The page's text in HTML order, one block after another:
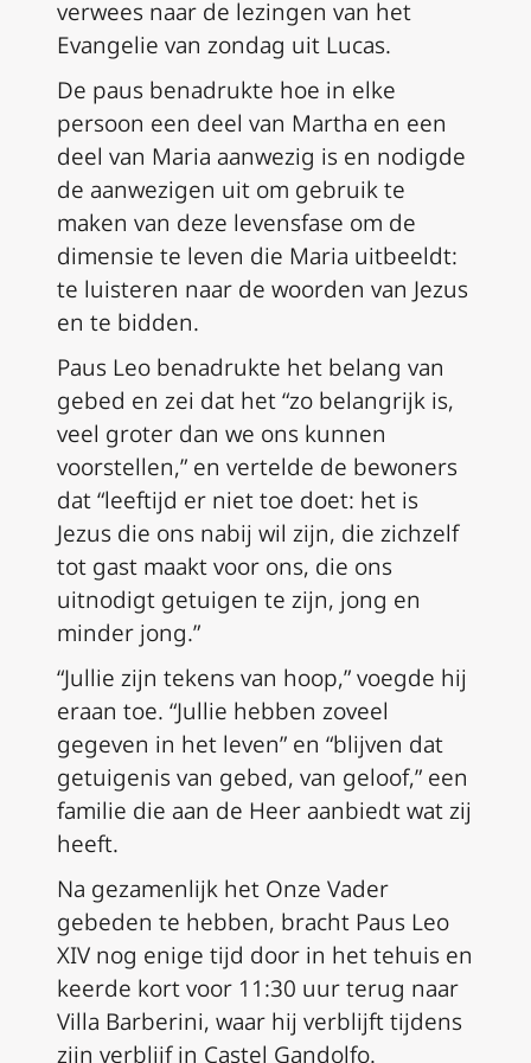
verwees naar de lezingen van het
Evangelie van zondag uit Lucas.
De paus benadrukte hoe in elke
persoon een deel van Martha en een
deel van Maria aanwezig is en nodigde
de aanwezigen uit om gebruik te
maken van deze levensfase om de
dimensie te leven die Maria uitbeeldt:
te luisteren naar de woorden van Jezus
en te bidden.
Paus Leo benadrukte het belang van
gebed en zei dat het “zo belangrijk is,
veel groter dan we ons kunnen
voorstellen,” en vertelde de bewoners
dat “leeftijd er niet toe doet: het is
Jezus die ons nabij wil zijn, die zichzelf
tot gast maakt voor ons, die ons
uitnodigt getuigen te zijn, jong en
minder jong.”
“Jullie zijn tekens van hoop,” voegde hij
eraan toe. “Jullie hebben zoveel
gegeven in het leven” en “blijven dat
getuigenis van gebed, van geloof,” een
familie die aan de Heer aanbiedt wat zij
heeft.
Na gezamenlijk het Onze Vader
gebeden te hebben, bracht Paus Leo
XIV nog enige tijd door in het tehuis en
keerde kort voor 11:30 uur terug naar
Villa Barberini, waar hij verblijft tijdens
zijn verblijf in Castel Gandolfo.